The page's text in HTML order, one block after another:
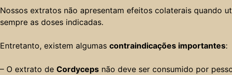
Nossos extratos não apresentam efeitos colaterais quando
sempre as doses indicadas.
Entretanto, existem algumas contraindicações importantes:
– O extrato de Cordyceps não deve ser consumido por